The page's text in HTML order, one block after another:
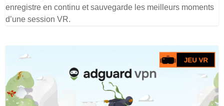
enregistre en continu et sauvegarde les meilleurs moments
d’une session VR.